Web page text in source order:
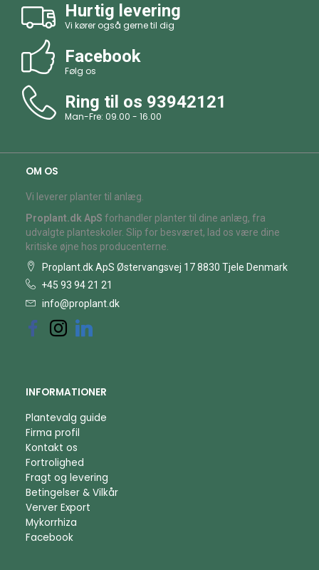
Hurtig levering
Vi kører også gerne til dig
Facebook
Følg os
Ring til os 93942121
Man-Fre: 09.00 - 16.00
OM OS
Vi leverer planter til anlæg.
Proplant.dk ApS forhandler planter til dine anlæg, fra
udvalgte planteskoler. Slip for besværet, lad os være dine
kritiske øjne hos producenterne.
Proplant.dk ApS Østervangsvej 17 8830 Tjele Denmark
+45 93 94 21 21
info@proplant.dk
INFORMATIONER
Plantevalg guide
Firma profil
Kontakt os
Fortrolighed
Fragt og levering
Betingelser & Vilkår
Verver Export
Mykorrhiza
Facebook